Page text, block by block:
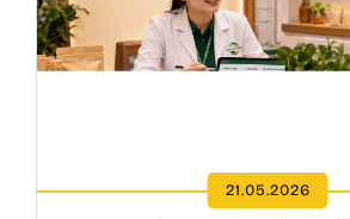
21.05.2026